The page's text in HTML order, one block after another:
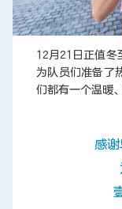
12月21日正值冬
为队员们准备了
们都有一个温暖
感